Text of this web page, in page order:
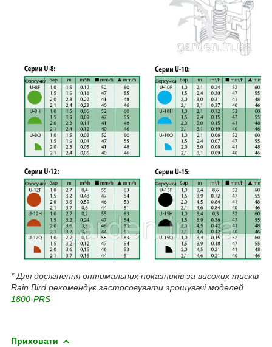
* Для досягнення оптимальних показників за високих тисків
Rain Bird рекомендує застосовувати зрошувачі моделей
1800-PRS
Приховати